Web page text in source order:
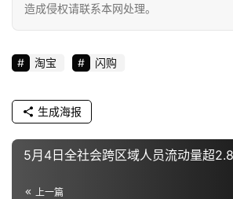
新
能
源
造成侵权请联系本网处理。
淘宝 闪购
生成海报
5月4日全社会跨区域人员流动量超
上一篇